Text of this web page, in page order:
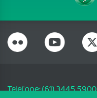
Telefone: (61) 3445 5900